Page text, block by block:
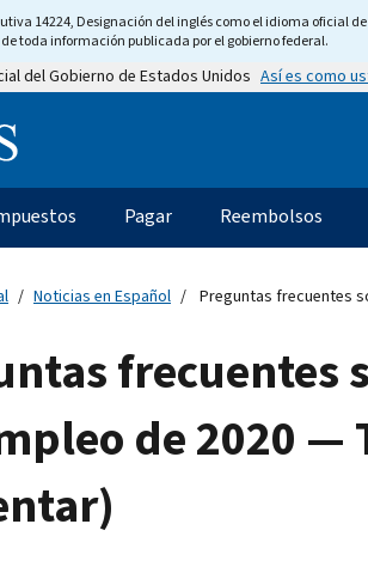
14224, Designación del inglés como el idioma oficial
toda información publicada por el gobierno federal.
del Gobierno de Estados Unidos Así es como
Information
Pagar Reembolsos
Noticias en Español Preguntas frecuentes
frecuentes
de 2020 —